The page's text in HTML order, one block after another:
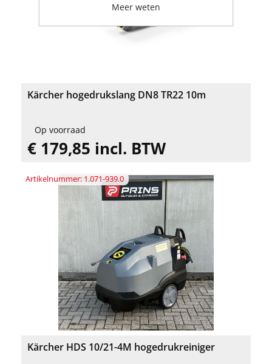
Kärcher hogedrukslang DN8 TR22 10m
Op voorraad
€ 179,85 incl. BTW
Artikelnummer: 1.071-939.0
Kärcher HDS 10/21-4M hogedrukreiniger
Meer weten